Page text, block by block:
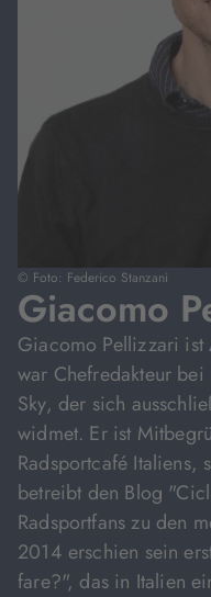
© Foto: Federico Stanzani
Giacomo
Giacomo Pellizzari
war Chefredakteur
Sky, der sich
widmet. Er ist
Radsportcafé
betreibt den Blog
Radsportfans zu den
2014 erschien sein
fare?", das in Italien